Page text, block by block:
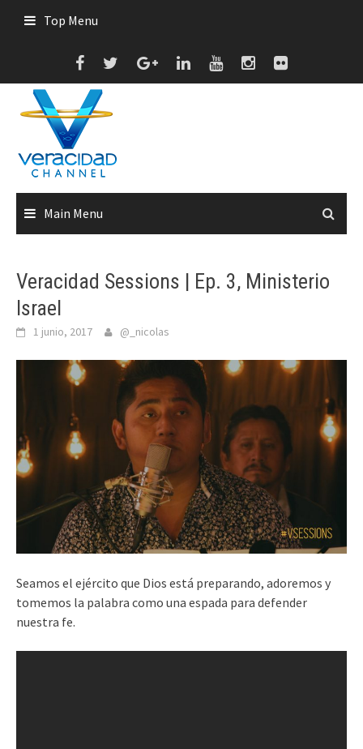
Top Menu
Main Menu
Veracidad Sessions | Ep. 3, Ministerio
Israel
1 junio, 2017 @_nicolas
Seamos el ejército que Dios está preparando, adoremos y
tomemos la palabra como una espada para defender
nuestra fe.